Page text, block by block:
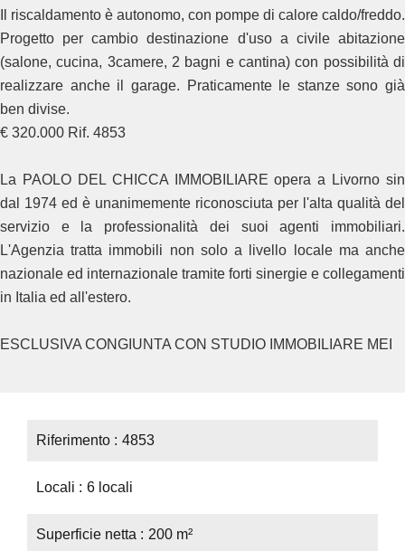
Il riscaldamento è autonomo, con pompe di calore caldo/freddo.
Progetto per cambio destinazione d'uso a civile abitazione
(salone, cucina, 3camere, 2 bagni e cantina) con possibilità di
realizzare anche il garage. Praticamente le stanze sono già
ben divise.
€ 320.000 Rif. 4853
La PAOLO DEL CHICCA IMMOBILIARE opera a Livorno sin
dal 1974 ed è unanimemente riconosciuta per l'alta qualità del
servizio e la professionalità dei suoi agenti immobiliari.
L'Agenzia tratta immobili non solo a livello locale ma anche
nazionale ed internazionale tramite forti sinergie e collegamenti
in Italia ed all'estero.
ESCLUSIVA CONGIUNTA CON STUDIO IMMOBILIARE MEI
Riferimento 4853
Locali 6 locali
Superficie netta 200 m²